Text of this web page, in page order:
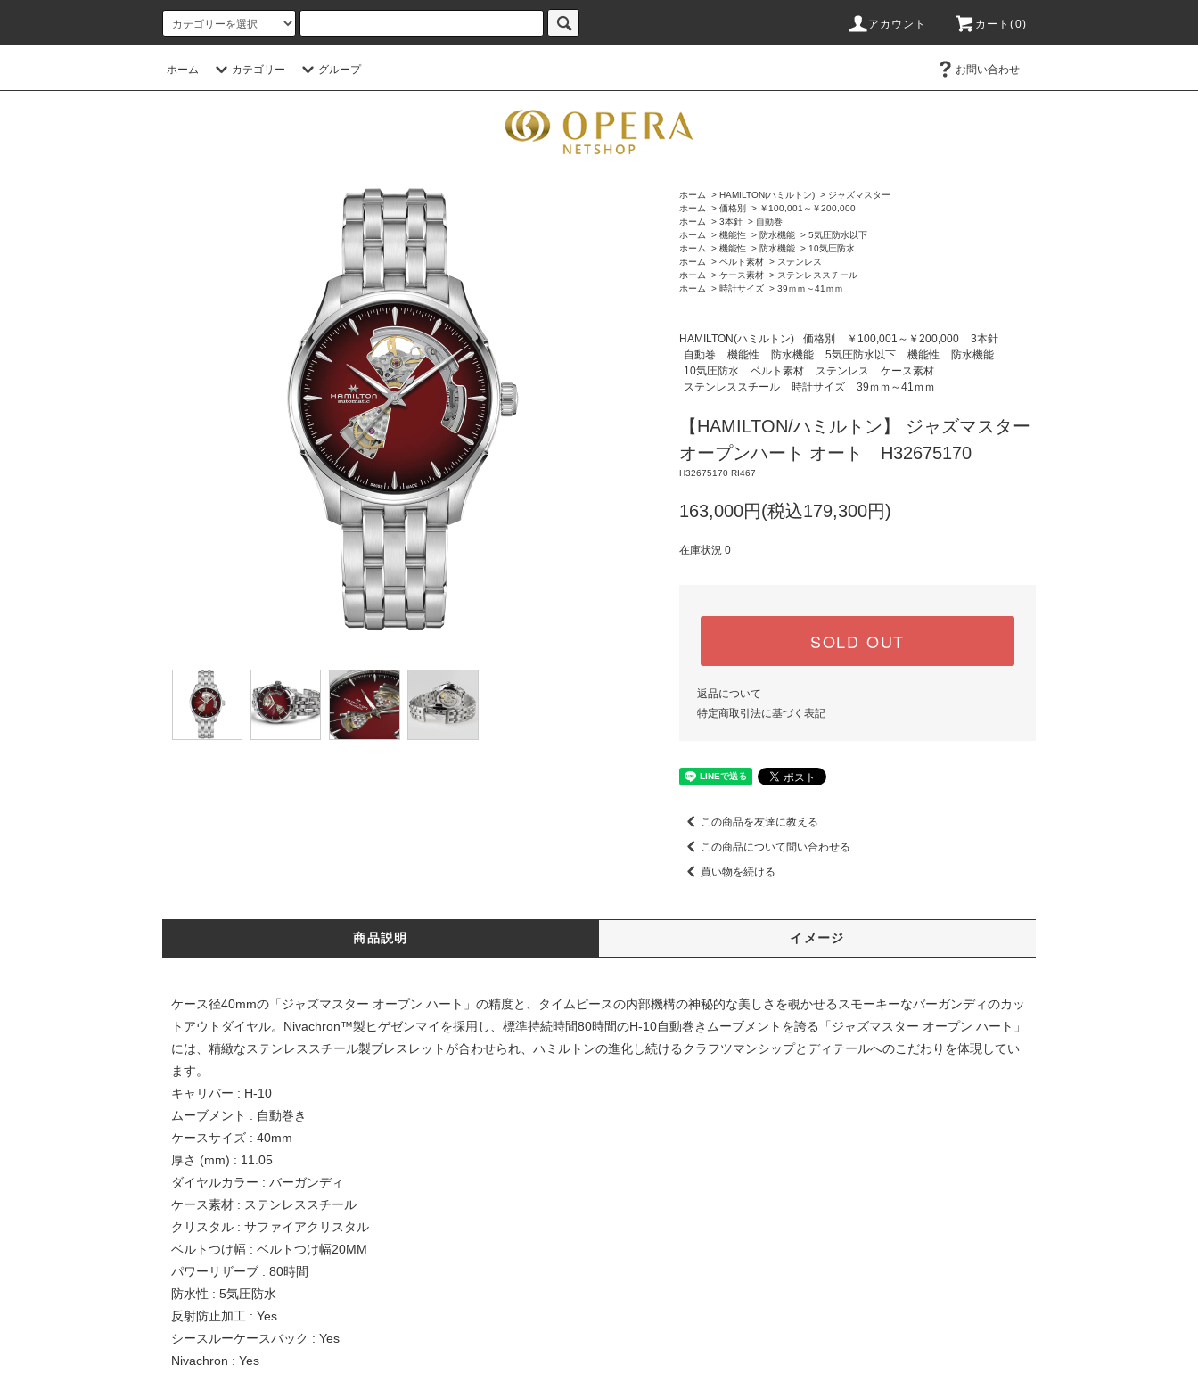
アカウント カート(0)
ホーム カテゴリー グループ お問い合わせ
ホーム > HAMILTON(ハミルトン) > ジャズマスター
ホーム
> 価格別 > ￥100,001～￥200,000
ホーム
> 3本針 > 自動巻
ホーム
> 機能性 > 防水機能 > 5気圧防水以下
ホーム
> 機能性 > 防水機能 > 10気圧防水
ホーム
> ベルト素材 > ステンレス
ホーム
> ケース素材 > ステンレススチール
ホーム
> 時計サイズ > 39ｍｍ～41ｍｍ
HAMILTON(ハミルトン) 価格別 ￥100,001～￥200,000
3本針
自動巻
機能性 防水機能 5気圧防水以下 機能性
防水機能
10気圧防水
ベルト素材 ステンレス
ケース素材
ステンレススチール
時計サイズ 39ｍｍ～41ｍｍ
【HAMILTON/ハミルトン】 ジャズマスター
オープンハート オート H32675170
H32675170 RI467
163,000円(税込179,300円)
在庫状況 0
SOLD OUT
返品について
特定商取引法に基づく表記
この商品を友達に教える
この商品について問い合わせる
買い物を続ける
商品説明 イメージ
ケース径40mmの「ジャズマスター オープン ハート」の精度と、タイムピースの内部機構の神秘的な美しさを覗かせるスモーキーなバーガンディのカッ
トアウトダイヤル。Nivachron™製ヒゲゼンマイを採用し、標準持続時間80時間のH-10自動巻きムーブメントを誇る「ジャズマスター オープン ハート」
には、精緻なステンレススチール製ブレスレットが合わせられ、ハミルトンの進化し続けるクラフツマンシップとディテールへのこだわりを体現してい
ます。
キャリバー : H-10
ムーブメント : 自動巻き
ケースサイズ : 40mm
厚さ (mm) : 11.05
ダイヤルカラー : バーガンディ
ケース素材 : ステンレススチール
クリスタル : サファイアクリスタル
ベルトつけ幅 : ベルトつけ幅20MM
パワーリザーブ : 80時間
防水性 : 5気圧防水
反射防止加工 : Yes
シースルーケースバック : Yes
Nivachron : Yes